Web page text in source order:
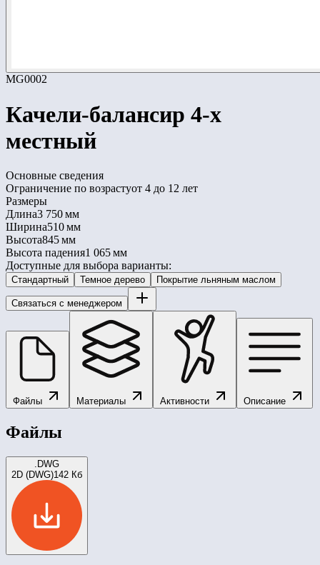
MG0002
Качели-балансир 4-х
местный
Основные сведения
Ограничение по возрастуот 4 до 12 лет
Размеры
Длина3 750 мм
Ширина510 мм
Высота845 мм
Высота падения1 065 мм
Доступные для выбора варианты:
Стандартный Темное дерево Покрытие льняным маслом
Связаться с менеджером
Файлы Материалы Активности Описание
Файлы
.DWG
2D (DWG)142 Кб